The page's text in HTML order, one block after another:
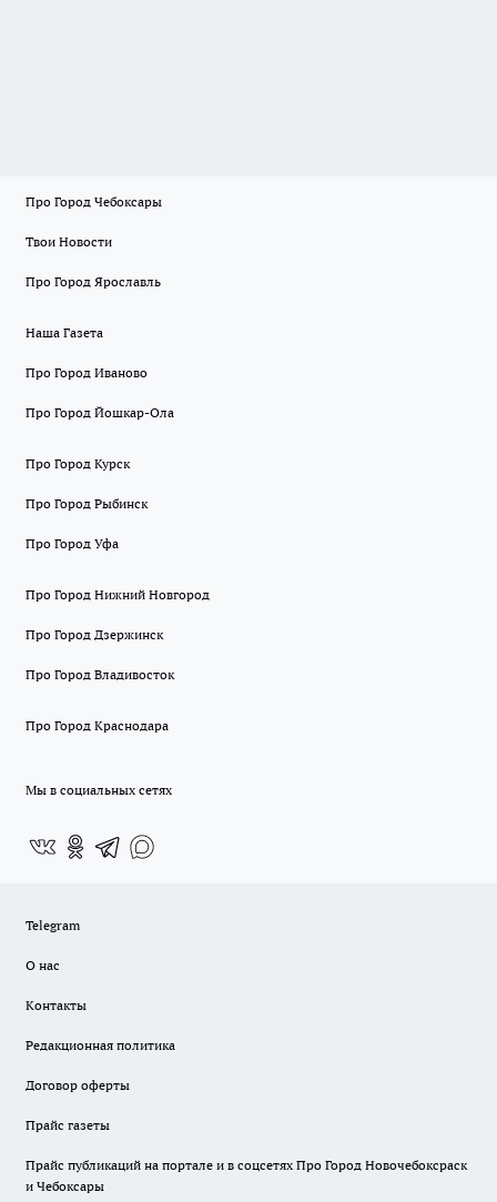
Про Город Чебоксары
Твои Новости
Про Город Ярославль
Наша Газета
Про Город Иваново
Про Город Йошкар-Ола
Про Город Курск
Про Город Рыбинск
Про Город Уфа
Про Город Нижний Новгород
Про Город Дзержинск
Про Город Владивосток
Про Город Краснодара
Мы в социальных сетях
Telegram
О нас
Контакты
Редакционная политика
Договор оферты
Прайс газеты
Прайс публикаций на портале и в соцсетях Про Город Новочебоксраск
и Чебоксары